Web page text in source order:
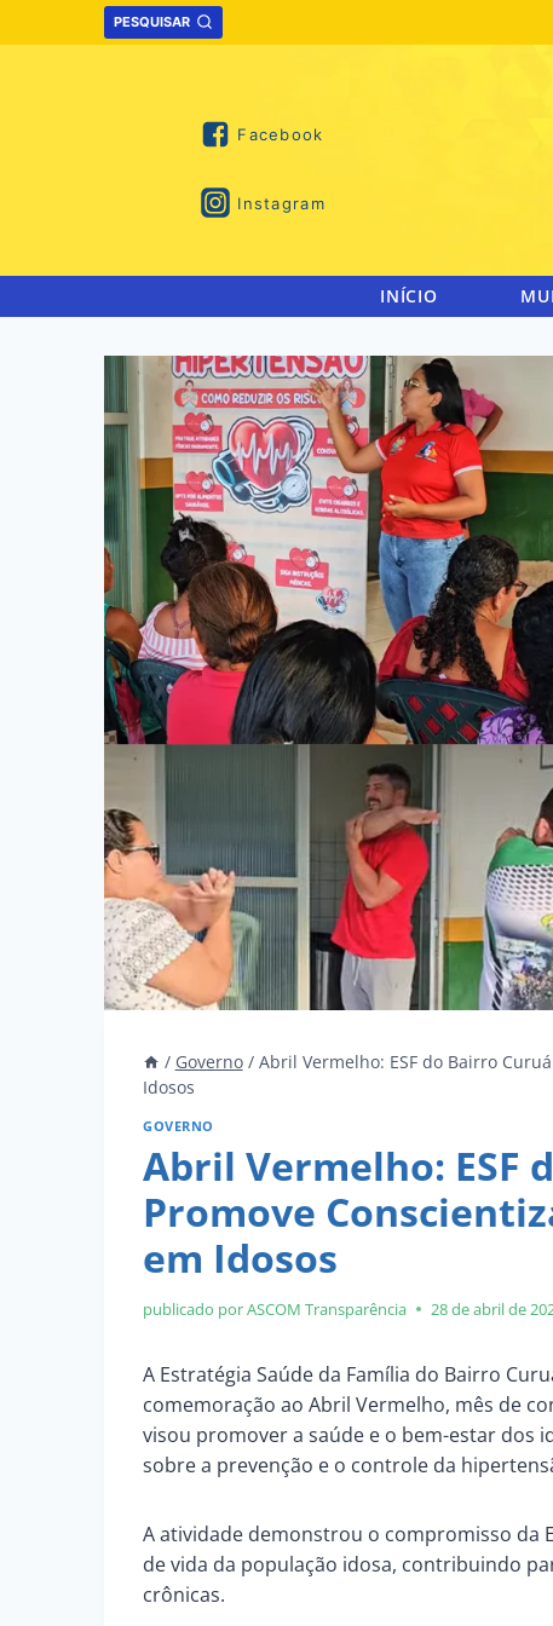
to
PESQUISAR
Facebook
Instagram
INÍCIO
/ Governo / Abril Vermelho: ESF do Bairro
Idosos
GOVERNO
Abril Vermelho: ESF
Promove
em Idosos
publicado por ASCOM Transparência 28 de abril de
A Estratégia Saúde da Família do Bairro
comemoração ao Abril Vermelho, mês de
visou promover a saúde e o bem-estar dos
sobre a prevenção e o controle da
A atividade demonstrou o compromisso da
de vida da população idosa, contribuindo
crônicas.